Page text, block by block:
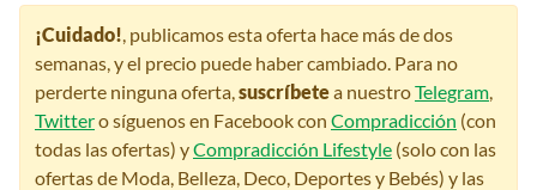
¡Cuidado! , publicamos esta oferta hace más de dos
semanas, y el precio puede haber cambiado. Para no
perderte ninguna oferta, suscríbetea nuestroTelegram
Twittero síguenos en Facebook con Compradicción (con
todas las ofertas) yCompradicción Lifestyle (solo con las
ofertas de Moda, Belleza, Deco, Deportes y Bebés) y las